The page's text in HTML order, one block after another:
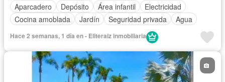
Aparcadero
Depósito Área infantil
Electricidad
Cocina amoblada
Jardín Seguridad privada Agua
Hace 2 semanas, 1 día en - Eliteraiz inmobiliaria